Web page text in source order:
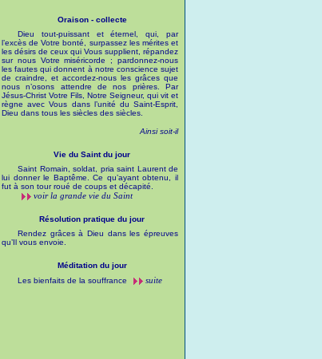
Oraison - collecte
Dieu tout-puissant et éternel, qui, par
l’excès de Votre bonté, surpassez les mérites et
les désirs de ceux qui Vous supplient, répandez
sur nous Votre miséricorde ; pardonnez-nous
les fautes qui donnent à notre conscience sujet
de craindre, et accordez-nous les grâces que
nous n’osons attendre de nos prières. Par
Jésus-Christ Votre Fils, Notre Seigneur, qui vit et
règne avec Vous dans l’unité du Saint-Esprit,
Dieu dans tous les siècles des siècles.
Ainsi soit-il
Vie du Saint du jour
Saint Romain, soldat, pria saint Laurent de
lui donner le Baptême. Ce qu’ayant obtenu, il
fut à son tour roué de coups et décapité.
voir la grande vie du Saint
Résolution pratique du jour
Rendez grâces à Dieu dans les épreuves
qu’Il vous envoie.
Méditation du jour
Les bienfaits de la souffrance
suite